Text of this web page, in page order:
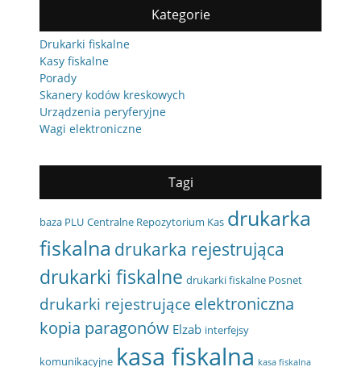
Kategorie
Drukarki fiskalne
Kasy fiskalne
Porady
Skanery kodów kreskowych
Urządzenia peryferyjne
Wagi elektroniczne
Tagi
baza PLU Centralne Repozytorium Kas drukarka
fiskalna drukarka rejestrująca
drukarki fiskalne drukarki fiskalne Posnet
drukarki rejestrujące elektroniczna
kopia paragonów Elzab interfejsy
komunikacyjne kasa fiskalna kasa fiskalna